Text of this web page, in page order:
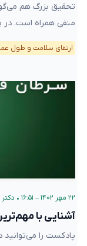
تحقیق بزرگ هم
منفی همراه است.
ارتقای سلامت و طول عمر
۲۲ مهر ۱۴۰۲ – ۱۶:۵۱ •
آشنایی با
پادکست را